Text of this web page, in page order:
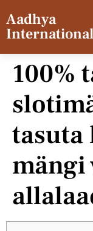
Aadhya
International
100%
tasuta
mängi